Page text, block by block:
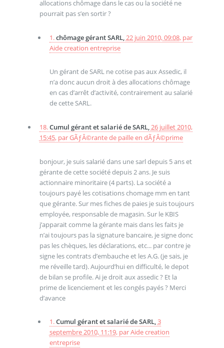
allocations chômage dans le cas ou la société ne
pourrait pas s’en sortir ?
1.chômage gérant SARL,22 juin 2010, 09:08, par
Aide creation entreprise
Un gérant de SARL ne cotise pas aux Assedic, il
n’a donc aucun droit à des allocations chômage
en cas d’arrêt d’activité, contrairement au salarié
de cette SARL.
18.Cumul gérant et salarié de SARL,26 juillet 2010,
15:45, parGÃƒÂ©rante de paille en dÃƒÂ©prime
bonjour, je suis salarié dans une sarl depuis 5 ans et
gérante de cette société depuis 2 ans. Je suis
actionnaire minoritaire (4 parts). La société a
toujours payé les cotisations chomage mm en tant
que gérante. Sur mes fiches de paies je suis toujours
employée, responsable de magasin. Sur le KBIS
j’apparait comme la gérante mais dans les faits je
n’ai toujours pas la signature bancaire, je signe donc
pas les chèques, les déclarations, etc... par contre je
signe les contrats d’embauche et les A.G. (je sais, je
me réveille tard). Aujourd’hui en difficulté, le depot
de bilan se profile. Ai je droit aux assedic ? Et la
prime de licenciement et les congés payés ? Merci
d’avance
1.Cumul gérant et salarié de SARL,3
septembre 2010, 11:19, parAide creation
entreprise